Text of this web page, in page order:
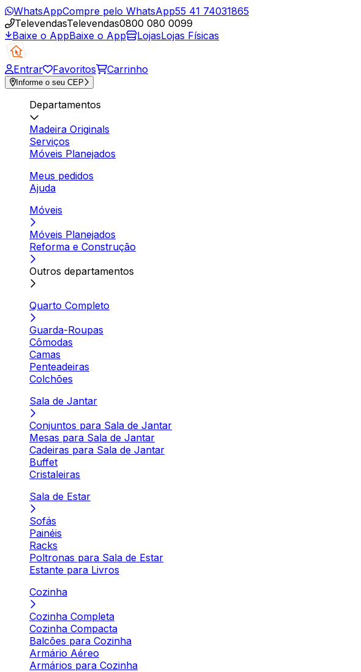
WhatsAppCompre pelo WhatsApp55 41 74031865
TelevendasTelevendas0800 080 0099
Baixe o AppBaixe o App LojasLojas Físicas
Entrar Favoritos Carrinho
Informe o seu CEP
Departamentos
Madeira Originals
Serviços
Móveis Planejados
Meus pedidos
Ajuda
Móveis
Móveis Planejados
Reforma e Construção
Outros departamentos
Quarto Completo
Guarda-Roupas
Cômodas
Camas
Penteadeiras
Colchões
Sala de Jantar
Conjuntos para Sala de Jantar
Mesas para Sala de Jantar
Cadeiras para Sala de Jantar
Buffet
Cristaleiras
Sala de Estar
Sofás
Painéis
Racks
Poltronas para Sala de Estar
Estante para Livros
Cozinha
Cozinha Completa
Cozinha Compacta
Balcões para Cozinha
Armário Aéreo
Armários para Cozinha